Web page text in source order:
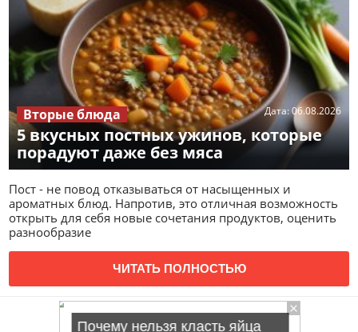
5 вкусных постных ужинов, которые
порадуют даже без мяса
Дата:06.08.2026
Вторые блюда
Пост - не повод отказываться от насыщенных и
ароматных блюд. Напротив, это отличная возможность
открыть для себя новые сочетания продуктов, оценить
разнообразие
ЧИТАТЬ ПОЛНОСТЬЮ